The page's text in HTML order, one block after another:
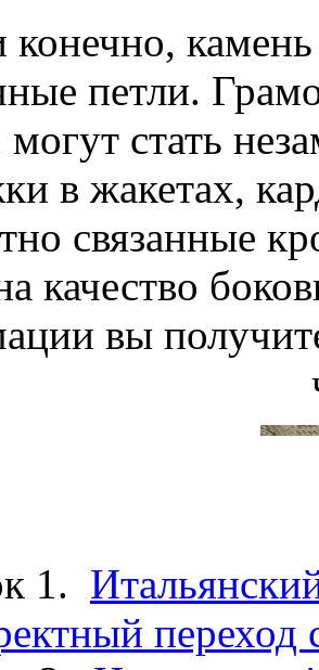
петли.
могут стать
в жакетах,
связанные
качество
вы
1.
переход